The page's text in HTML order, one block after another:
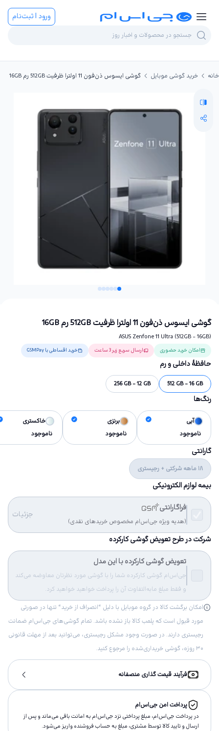
ورود | ثبت‌نام
خانه خرید گوشی موبایل گوشی ایسوس ذن‌فون 11 اولترا ظرفیت 512GB رم 16GB
گوشی ایسوس ذن‌فون 11 اولترا ظرفیت 512GB رم 16GB
ASUS Zenfone 11 Ultra (512GB - 16GB)
امکان خرید حضوری ارسال سریع زیر 3 ساعت خرید اقساطی با GSMPay
حافظهٔ داخلی و رم
512 GB - 16 GB
256 GB - 12 GB
رنگ‌ها
آبی
ناموجود
برنزی
ناموجود
خاکستری
ناموجود
گارانتی
18 ماهه شرکتی + رجیستری
بیمه لوازم الکترونیکی
فراگارانتی
(هدیه ویژه جی‌اس‌ام مخصوص خریدهای نقدی)
جزئیات
شرکت در طرح تعویض گوشی کارکرده
تعویض گوشی کارکرده با این مدل
جی‌اس‌ام گوشی کارکرده شما را با گوشی مورد نظرتان معاوضه می‌کند
و فقط مبلغ مابه‌التفاوت آن را پرداخت خواهید خواهید کرد.
امکان برگشت کالا در گروه موبایل با دلیل “انصراف از خرید“ تنها در صورتی
مورد قبول است که پلمب کالا باز نشده باشد. تمام گوشی‌های جی‌اس‌ام ضمانت
رجیستری دارند. در صورت وجود مشکل رجیستری، می‌توانید بعد از مهلت قانونی
۳۰ روزه، گوشی خریداری‌شده را مرجوع کنید.
فرآیند قیمت گذاری منصفانه
پرداخت امن جی‌اس‌ام
در پرداخت جی‌اس‌ام، مبلغ پرداختى نزد جی‌اس‌ام به امانت باقى مى‌ماند و پس از
ارسال و تاييد كالا توسط مشتری، مبلغ به حساب فروشنده واريز مى‌شود.